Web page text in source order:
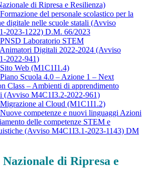
di Ripresa e Resilienza)
del personale scolastico per la
digitale nelle scuole statali (Avviso
2023-1222) D.M. 66/2023
Laboratorio STEM
Digitali 2022-2024 (Avviso
2022-941)
Web (M1C1I1.4)
Scuola 4.0 – Azione 1 – Next
Class – Ambienti di apprendimento
(Avviso M4C1I3.2-2022-961)
al Cloud (M1C1I1.2)
competenze e nuovi linguaggi Azioni
delle competenze STEM e
(Avviso M4C1I3.1-2023-1143) DM
di Ripresa e